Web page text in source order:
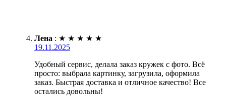
Лена : ★ ★ ★ ★ ★
19.11.2025
Удобный сервис, делала заказ кружек с фото. Всё
просто: выбрала картинку, загрузила, оформила
заказ. Быстрая доставка и отличное качество! Все
остались довольны!